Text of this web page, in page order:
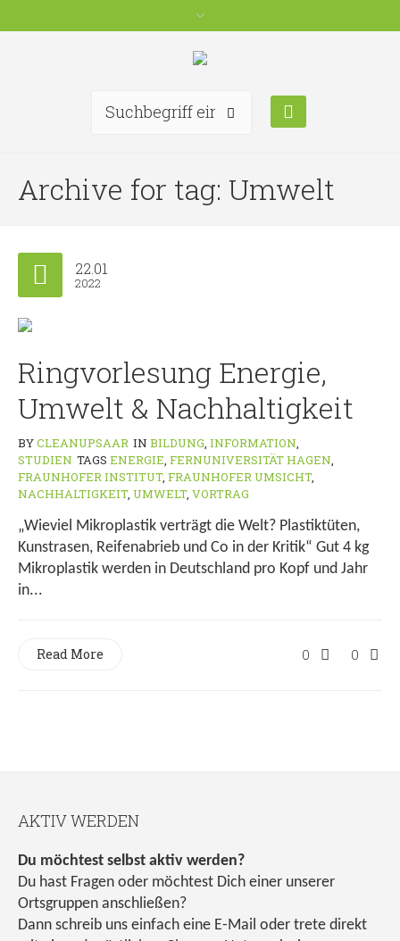
Archive for tag: Umwelt
22.01
2022
Ringvorlesung Energie,
Umwelt & Nachhaltigkeit
BYCLEANUPSAAR IN BILDUNG, INFORMATION,
STUDIEN TAGS ENERGIE, FERNUNIVERSITÄT HAGEN,
FRAUNHOFER INSTITUT, FRAUNHOFER UMSICHT,
NACHHALTIGKEIT, UMWELT, VORTRAG
„Wieviel Mikroplastik verträgt die Welt? Plastiktüten,
Kunstrasen, Reifenabrieb und Co in der Kritik“ Gut 4 kg
Mikroplastik werden in Deutschland pro Kopf und Jahr
in...
0 0
Read More
AKTIV WERDEN
Du möchtest selbst aktiv werden?
Du hast Fragen oder möchtest Dich einer unserer
Ortsgruppen anschließen?
Dann schreib uns einfach eine E-Mail oder trete direkt